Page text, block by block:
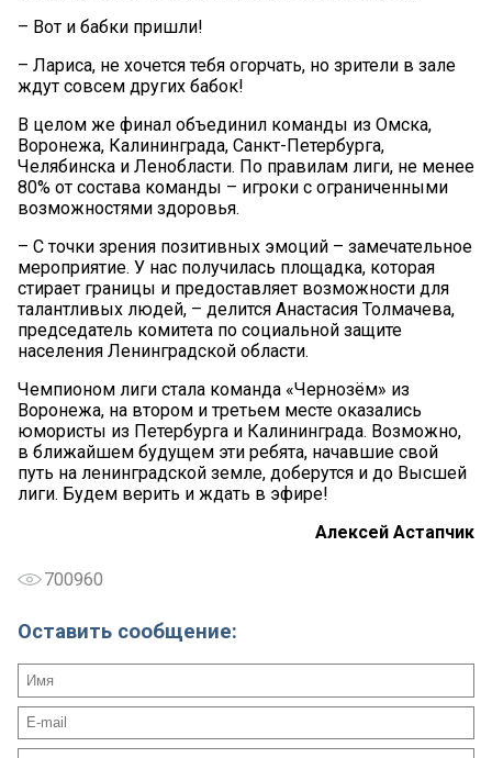
– Вот и бабки пришли!
– Лариса, не хочется тебя огорчать, но зрители в зале
ждут совсем других бабок!
В целом же финал объединил команды из Омска,
Воронежа, Калининграда, Санкт-Петербурга,
Челябинска и Ленобласти. По правилам лиги, не менее
80% от состава команды – игроки с ограниченными
возможностями здоровья.
– С точки зрения позитивных эмоций – замечательное
мероприятие. У нас получилась площадка, которая
стирает границы и предоставляет возможности для
талантливых людей, – делится Анастасия Толмачева,
председатель комитета по социальной защите
населения Ленинградской области.
Чемпионом лиги стала команда «Чернозём» из
Воронежа, на втором и третьем месте оказались
юмористы из Петербурга и Калининграда. Возможно,
в ближайшем будущем эти ребята, начавшие свой
путь на ленинградской земле, доберутся и до Высшей
лиги. Будем верить и ждать в эфире!
Алексей Астапчик
700960
Оставить сообщение: